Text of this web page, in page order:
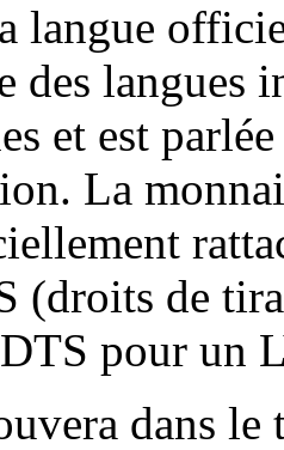
langue
des langues
et est
La
(droits de
pour un
dans le